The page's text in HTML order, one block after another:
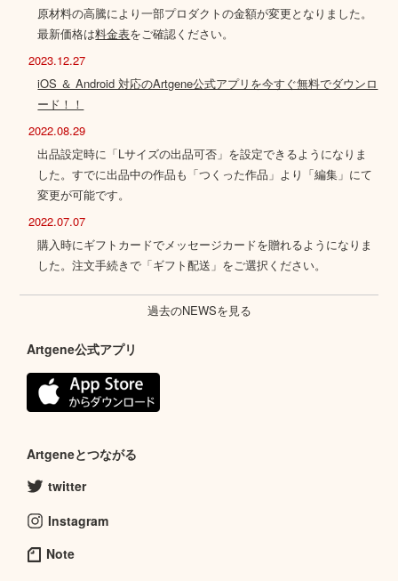
原材料の高騰により一部プロダクトの金額が変更となりました。
最新価格は料金表をご確認ください。
2023.12.27
iOS ＆ Android 対応のArtgene公式アプリを今すぐ無料でダウンロ
ード！！
2022.08.29
出品設定時に「Lサイズの出品可否」を設定できるようになりま
した。すでに出品中の作品も「つくった作品」より「編集」にて
変更が可能です。
2022.07.07
購入時にギフトカードでメッセージカードを贈れるようになりま
した。注文手続きで「ギフト配送」をご選択ください。
過去のNEWSを見る
Artgene公式アプリ
Artgeneとつながる
twitter
Instagram
Note